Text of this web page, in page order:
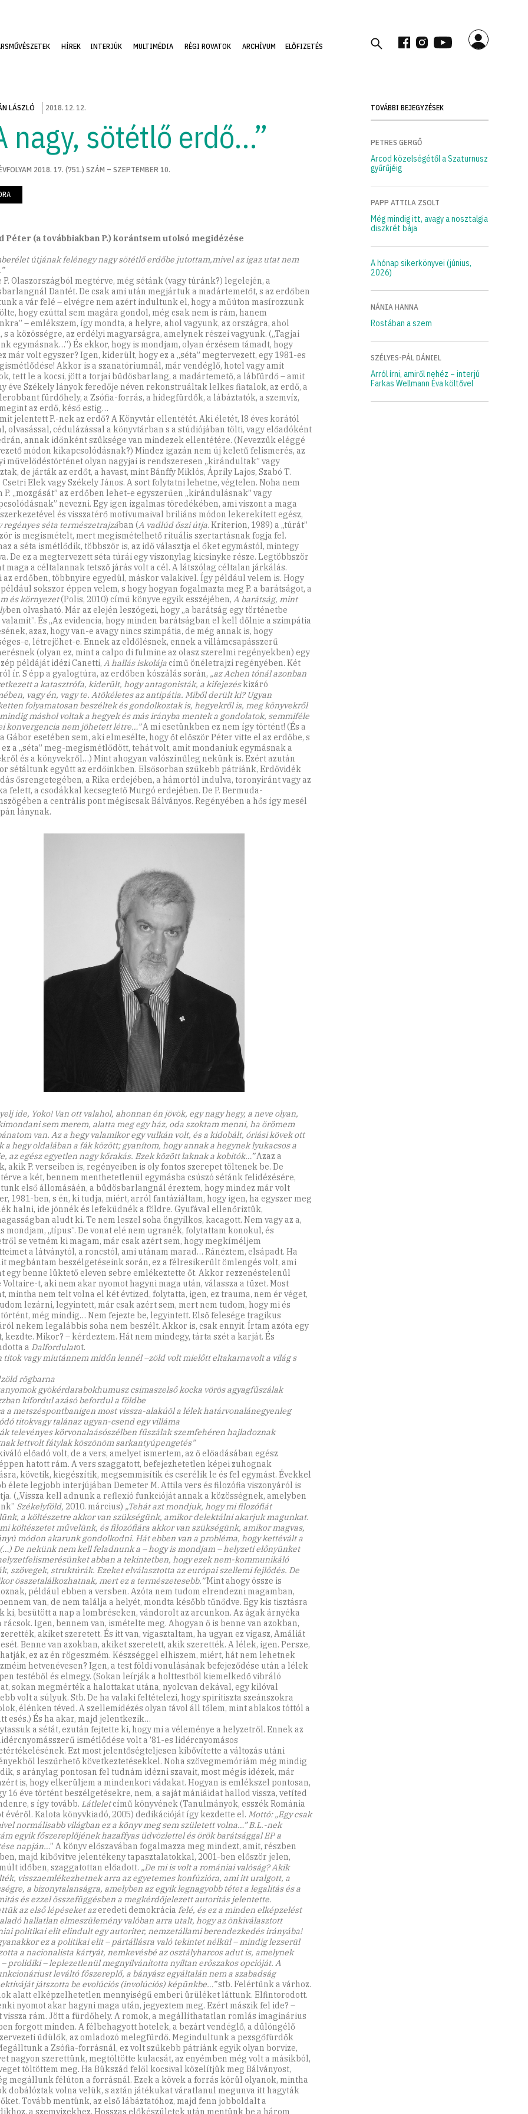
HÍREK INTERJÚK MULTIMÉDIA RÉGI ROVATOK ARCHÍVUM ELŐFIZETÉS
LÁSZLÓ 2018. 12. 12.
nagy, sötétlő erdő…”
2018. 17. (751.) SZÁM – SZEPTEMBER 10.
Péter (a továbbiakban P.) korántsem utolsó megidézése
útjának felénegy nagy sötétlő erdőbe jutottam,mivel az igaz utat nem
P. Olaszországból megtérve, még sétánk (vagy túránk?) legelején, a
Dantét. De csak ami után megjártuk a madártemetőt, s az erdőben
a vár felé – elvégre nem azért indultunk el, hogy a műúton masírozzunk
hogy ezúttal sem magára gondol, még csak nem is rám, hanem
– emlékszem, így mondta, a helyre, ahol vagyunk, az országra, ahol
s a közösségre, az erdélyi magyarságra, amelynek részei vagyunk. („Tagjai
egymásnak…”) És ekkor, hogy is mondjam, olyan érzésem támadt, hogy
már volt egyszer? Igen, kiderült, hogy ez a „séta” megtervezett, egy 1981-es
Akkor is a szanatóriumnál, már vendéglő, hotel vagy amit
tett le a kocsi, jött a torjai büdösbarlang, a madártemető, a lábfürdő – amit
éve Székely lányok feredője néven rekonstruáltak lelkes fiatalok, az erdő, a
fürdőhely, a Zsófia-forrás, a hidegfürdők, a lábáztatók, a szemvíz,
az erdő, késő estig…
jelentett P.-nek az erdő? A Könyvtár ellentétét. Aki életét, l8 éves korától
olvasással, cédulázással a könyvtárban s a stúdiójában tölti, vagy előadóként
annak időnként szüksége van mindezek ellentétére. (Nevezzük eléggé
módon kikapcsolódásnak?) Mindez igazán nem új keletű felismerés, az
művelődéstörténet olyan nagyjai is rendszeresen „kirándultak” vagy
de járták az erdőt, a havast, mint Bánffy Miklós, Áprily Lajos, Szabó T.
Elek vagy Székely János. A sort folytatni lehetne, végtelen. Noha nem
P. „mozgását” az erdőben lehet-e egyszerűen „kirándulásnak” vagy
nevezni. Egy igen izgalmas töredékében, ami viszont a maga
és visszatérő motívumaival briliáns módon lekerekített egész,
regényes séta természetrajzában (A vadlúd őszi útja. Kriterion, 1989) a „túrát”
is megismételt, mert megismételhető rituális szertartásnak fogja fel.
a séta ismétlődik, többször is, az idő választja el őket egymástól, mintegy
De ez a megtervezett séta túrái egy viszonylag kicsinyke része. Legtöbbször
maga a céltalannak tetsző járás volt a cél. A látszólag céltalan járkálás.
az erdőben, többnyire egyedül, máskor valakivel. Így például velem is. Hogy
sokszor éppen velem, s hogy hogyan fogalmazta meg P. a barátságot, a
és környezet(Polis, 2010) című könyve egyik esszéjében, A barátság, mint
ben olvasható. Már az elején leszögezi, hogy „a barátság egy történetbe
És „Az evidencia, hogy minden barátságban el kell dőlnie a szimpátia
azaz, hogy van-e avagy nincs szimpátia, de még annak is, hogy
e, létrejöhet-e. Ennek az eldőlésnek, ennek a villámcsapásszerű
(olyan ez, mint a calpo di fulmine az olasz szerelmi regényekben) egy
példáját idézi Canetti, A hallás iskolájacímű önéletrajzi regényében. Két
ír. S épp a gyalogtúra, az erdőben kószálás során, „az Achen tónál azonban
a katasztrófa, kiderült, hogy antagonisták, a kifejezéskizáró
vagy én, vagy te. Atökéletes az antipátia. Miből derült ki? Ugyan
folyamatosan beszéltek és gondolkoztak is, hegyekről is, meg könyvekről
máshol voltak a hegyek és más irányba mentek a gondolatok, semmiféle
konvergencia nem jöhetett létre…”A mi esetünkben ez nem így történt! (És a
Gábor esetében sem, aki elmesélte, hogy őt először Péter vitte el az erdőbe, s
a „séta” meg-megismétlődött, tehát volt, amit mondaniuk egymásnak a
és a könyvekről…) Mint ahogyan valószínűleg nekünk is. Ezért azután
sétáltunk együtt az erdőinkben. Elsősorban szűkebb pátriánk, Erdővidék
ősrengetegében, a Rika erdejében, a hámortól indulva, toronyiránt vagy az
felett, a csodákkal kecsegtető Murgó erdejében. De P. Bermuda-
a centrális pont mégiscsak Bálványos. Regényében a hős így mesél
lánynak.
ide, Yoko! Van ott valahol, ahonnan én jövök, egy nagy hegy, a neve olyan,
sem merem, alatta meg egy ház, oda szoktam menni, ha örömem
van. Az a hegy valamikor egy vulkán volt, és a kidobált, óriási kövek ott
a hegy oldalában a fák között; gyanítom, hogy annak a hegynek lyukacsos a
az egész egyetlen nagy kőrakás. Ezek között laknak a kobitók…”Azaz a
akik P. verseiben is, regényeiben is oly fontos szerepet töltenek be. De
a két, bennem menthetetlenül egymásba csúszó sétánk felidézésére,
első állomásáén, a büdösbarlangnál éreztem, hogy mindez már volt
1981-ben, s én, ki tudja, miért, arról fantáziáltam, hogy igen, ha egyszer meg
halni, ide jönnék és lefeküdnék a földre. Gyufával ellenőriztük,
aludt ki. Te nem leszel soha öngyilkos, kacagott. Nem vagy az a,
mondjam, „típus”. De vonat elé nem ugranék, folytattam konokul, és
se vetném ki magam, már csak azért sem, hogy megkíméljem
a látványtól, a roncstól, ami utánam marad… Ránéztem, elsápadt. Ha
megbántam beszélgetéseink során, ez a félresikerült ömlengés volt, ami
egy benne lüktető eleven sebre emlékeztette őt. Akkor rezzenéstelenül
Voltaire-t, aki nem akar nyomot hagyni maga után, válassza a tüzet. Most
mintha nem telt volna el két évtized, folytatta, igen, ez trauma, nem ér véget,
lezárni, legyintett, már csak azért sem, mert nem tudom, hogy mi és
még mindig… Nem fejezte be, legyintett. Első felesége tragikus
nekem legalábbis soha nem beszélt. Akkor is, csak ennyit. Írtam azóta egy
kezdte. Mikor? – kérdeztem. Hát nem mindegy, tárta szét a karját. És
a Dalfordulatot.
titok vagy miutánnem midőn lennél –zöld volt mielőtt eltakarnavolt a világ s
rögbarna
gyökérdarabokhumusz csimaszelső kocka vörös agyagfűszálak
kifordul azásó befordul a földbe
a metszéspontbanigen most vissza-alakúöl a lélek határvonalánegyenleg
titokvagy talánaz ugyan-csend egy villáma
televényes körvonalaásószélben fűszálak szemfehéren hajladoznak
lettvolt fátylak köszönöm sarkantyúpengetés”
előadó volt, de a vers, amelyet ismertem, az ő előadásában egész
hatott rám. A vers szaggatott, befejezhetetlen képei zuhognak
követik, kiegészítik, megsemmisítik és cserélik le és fel egymást. Évekkel
élete legjobb interjújában Demeter M. Attila vers és filozófia viszonyáról is
(„Vissza kell adnunk a reflexió funkcióját annak a közösségnek, amelyben
Székelyföld, 2010. március) „Tehát azt mondjuk, hogy mi filozófiát
a költészetre akkor van szükségünk, amikor delektálni akarjuk magunkat.
mi költészetet művelünk, és filozófiára akkor van szükségünk, amikor magvas,
módon akarunk gondolkodni. Hát ebben van a probléma, hogy kettévált a
De nekünk nem kell feladnunk a – hogy is mondjam – helyzeti előnyünket
abban a tekintetben, hogy ezek nem-kommunikáló
szövegek, struktúrák. Ezeket elválasztotta az európai szellemi fejlődés. De
összetalálkozhatnak, mert ez a természetesebb.”Mint ahogy össze is
például ebben a versben. Azóta nem tudom elrendezni magamban,
van, de nem találja a helyét, mondta később tűnődve. Egy kis tisztásra
ki, besütött a nap a lombréseken, vándorolt az arcunkon. Az ágak árnyéka
rácsok. Igen, bennem van, ismételte meg. Ahogyan ő is benne van azokban,
akiket szeretett. És itt van, vigasztaltam, ha ugyan ez vigasz, Amáliát
Benne van azokban, akiket szeretett, akik szerették. A lélek, igen. Persze,
ez az én rögeszmém. Készséggel elhiszem, miért, hát nem lehetnek
hetvenévesen? Igen, a test földi vonulásának befejeződése után a lélek
testéből és elmegy. (Sokan leírják a holttestből kiemelkedő vibráló
sokan megmérték a halottakat utána, nyolcvan dekával, egy kilóval
volt a súlyuk. Stb. De ha valaki feltételezi, hogy spiritiszta szeánszokra
élénken téved. A szellemidézés olyan távol áll tőlem, mint ablakos tóttól a
esés.) És ha akar, majd jelentkezik…
a sétát, ezután fejtette ki, hogy mi a véleménye a helyzetről. Ennek az
ismétlődése volt a ’81-es lidércnyomásos
Ezt most jelentőségteljesen kibővítette a változás utáni
leszűrhető következtetésekkel. Noha szövegmemóriám még mindig
s aránylag pontosan fel tudnám idézni szavait, most mégis idézek, már
is, hogy elkerüljem a mindenkori vádakat. Hogyan is emlékszel pontosan,
16 éve történt beszélgetésekre, nem, a saját mániáidat hallod vissza, vetíted
s így tovább. Látleletcímű könyvének (Tanulmányok, esszék Románia
évéről. Kalota könyvkiadó, 2005) dedikációját így kezdette el. Mottó: „Egy csak
normálisabb világban ez a könyv meg sem született volna…” B.L.-nek
egyik főszereplőjének hazaffyas üdvözlettel és örök barátsággal EP a
napján…” A könyv előszavában fogalmazza meg mindezt, amit, részben
majd kibővítve jelentékeny tapasztalatokkal, 2001-ben először jelen,
időben, szaggatottan előadott. „De mi is volt a romániai valóság? Akik
visszaemlékezhetnek arra az egyetemes konfúzióra, ami itt uralgott, a
a bizonytalanságra, amelyben az egyik legnagyobb tétet a legalitás és a
és ezzel összefüggésben a megkérdőjelezett autoritás jelentette.
az első lépéseket azeredeti demokrácia felé, és ez a minden elképzelést
hallatlan elmeszülemény valóban arra utalt, hogy az önkiválasztott
politikai elit elindult egy autoriter, nemzetállami berendezkedés irányába!
ez a politikai elit – pártállásra való tekintet nélkül – mindig lezserül
a nacionalista kártyát, nemkevésbé az osztályharcos adut is, amelynek
– prolidiki – leplezetlenül megnyilvánította nyíltan erőszakos opcióját. A
leváltó főszereplő, a bányász egyáltalán nem a szabadság
játszotta be evolúciós (involúciós) képünkbe…”stb. Felértünk a várhoz.
alatt elképzelhetetlen mennyiségű emberi ürüléket láttunk. Elfintorodott.
nyomot akar hagyni maga után, jegyeztem meg. Ezért mászik fel ide? –
vissza rám. Jött a fürdőhely. A romok, a megállíthatatlan romlás imaginárius
forgott minden. A félbehagyott hotelek, a bezárt vendéglő, a dülöngélő
üdülők, az omladozó melegfürdő. Megindultunk a pezsgőfürdők
a Zsófia-forrásnál, ez volt szűkebb pátriánk egyik olyan borvize,
nagyon szerettünk, megtöltötte kulacsát, az enyémben még volt a másikból,
töltöttem meg. Ha Bükszád felől kocsival közelítjük meg Bálványost,
megállunk félúton a forrásnál. Ezek a kövek a forrás körül olyanok, mintha
dobálóztak volna velük, s aztán játékukat váratlanul megunva itt hagyták
Tovább mentünk, az első lábáztatóhoz, majd fenn jobboldalt a
a szemvizekhez. Hosszas előkészületek után mentünk be a három
TOVÁBBI BEJEGYZÉSEK
PETRES GERGŐ
Arcod közelségétől a Szaturnusz
gyűrűjéig
PAPP ATTILA ZSOLT
Még mindig itt, avagy a nosztalgia
diszkrét bája
A hónap sikerkönyvei (június,
2026)
NÁNIA HANNA
Rostában a szem
SZÉLYES-PÁL DÁNIEL
Arról írni, amiről nehéz – interjú
Farkas Wellmann Éva költővel